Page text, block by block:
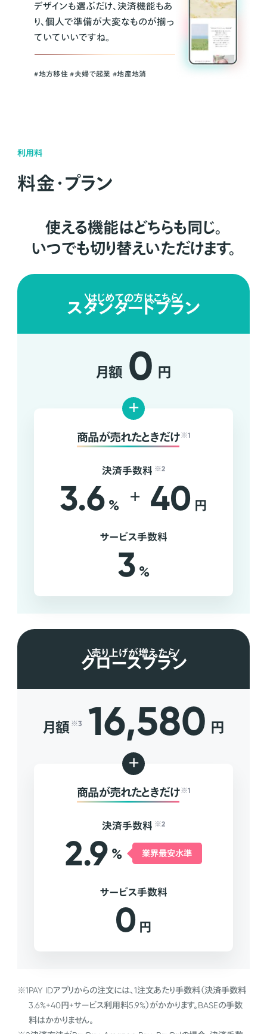
デザインも選ぶだけ、決済機能もあ
り、個人で準備が大変なものが揃っ
ていていいですね。
#地方移住 #夫婦で起業 #地産地消
利用料
料金・プラン
使える機能はどちらも同じ。
いつでも切り替えいただけます。
はじめての方はこちら
スタンダードプラン
月額 0 円
+
商品が売れたときだけ ※1
決済手数料 ※2
3.6 % + 40 円
サービス手数料
3 %
売り上げが増えたら
グロースプラン
月額 ※3 16,580 円
+
商品が売れたときだけ ※1
決済手数料 ※2
2.9 % 業界最安水準
サービス手数料
0 円
※1PAY IDアプリからの注文には、1注文あたり手数料（決済手数料
3.6%+40円+サービス利用料5.9%）がかかります。BASEの手数
料はかかりません。